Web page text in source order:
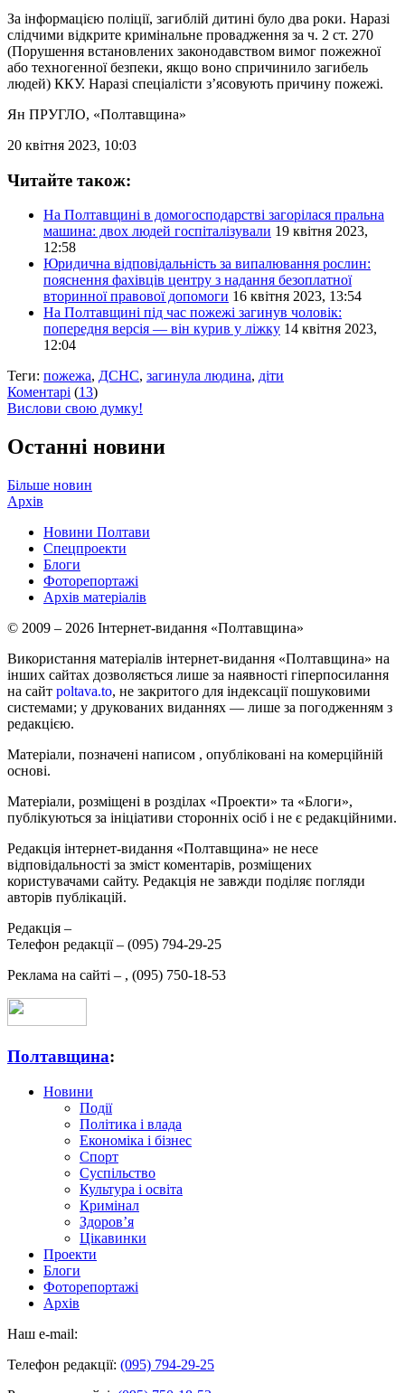
За інформацією поліції, загиблій дитині було два роки. Наразі
слідчими відкрите кримінальне провадження за ч. 2 ст. 270
(Порушення встановлених законодавством вимог пожежної
або техногенної безпеки, якщо воно спричинило загибель
людей) ККУ. Наразі спеціалісти з’ясовують причину пожежі.
Ян ПРУГЛО, «Полтавщина»
20 квітня 2023, 10:03
Читайте також:
На Полтавщині в домогосподарстві загорілася пральна
машина: двох людей госпіталізували 19 квітня 2023,
12:58
Юридична відповідальність за випалювання рослин:
пояснення фахівців центру з надання безоплатної
вторинної правової допомоги 16 квітня 2023, 13:54
На Полтавщині під час пожежі загинув чоловік:
попередня версія — він курив у ліжку 14 квітня 2023,
12:04
Теги: пожежа, ДСНС, загинула людина, діти
Коментарі (13)
Вислови свою думку!
Останні новини
Більше новин
Архів
Новини Полтави
Спецпроекти
Блоги
Фоторепортажі
Архів матеріалів
© 2009 – 2026 Інтернет-видання «Полтавщина»
Використання матеріалів інтернет-видання «Полтавщина» на
інших сайтах дозволяється лише за наявності гіперпосилання
на сайт poltava.to, не закритого для індексації пошуковими
системами; у друкованих виданнях — лише за погодженням з
редакцією.
Матеріали, позначені написом , опубліковані на комерційній
основі.
Матеріали, розміщені в розділах «Проекти» та «Блоги»,
публікуються за ініціативи сторонніх осіб і не є редакційними.
Редакція інтернет-видання «Полтавщина» не несе
відповідальності за зміст коментарів, розміщених
користувачами сайту. Редакція не завжди поділяє погляди
авторів публікацій.
Редакція –
Телефон редакції – (095) 794-29-25
Реклама на сайті – , (095) 750-18-53
Полтавщина:
Новини
Події
Політика і влада
Економіка і бізнес
Спорт
Суспільство
Культура і освіта
Кримінал
Здоров’я
Цікавинки
Проекти
Блоги
Фоторепортажі
Архів
Наш e-mail:
Телефон редакції: (095) 794-29-25